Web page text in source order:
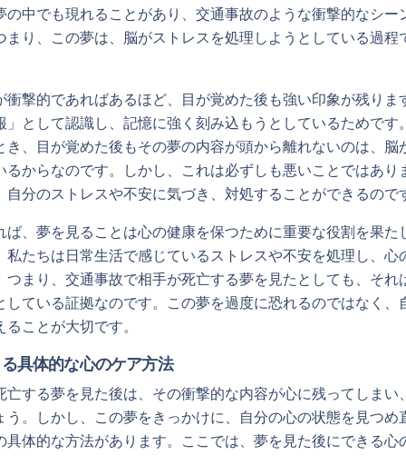
の中でも現れることがあり、交通事故のような衝撃的なシー
まり、この夢は、脳がストレスを処理しようとしている過程
衝撃的であればあるほど、目が覚めた後も強い印象が残りま
」として認識し、記憶に強く刻み込もうとしているためです
き、目が覚めた後もその夢の内容が頭から離れないのは、脳
るからなのです。しかし、これは必ずしも悪いことではあり
自分のストレスや不安に気づき、対処することができるので
ば、夢を見ることは心の健康を保つために重要な役割を果た
私たちは日常生活で感じているストレスや不安を処理し、心
つまり、交通事故で相手が死亡する夢を見たとしても、それ
している証拠なのです。この夢を過度に恐れるのではなく、
ことが大切です。
具体的な心のケア方法
亡する夢を見た後は、その衝撃的な内容が心に残ってしまい
う。しかし、この夢をきっかけに、自分の心の状態を見つめ
具体的な方法があります。ここでは、夢を見た後にできる心